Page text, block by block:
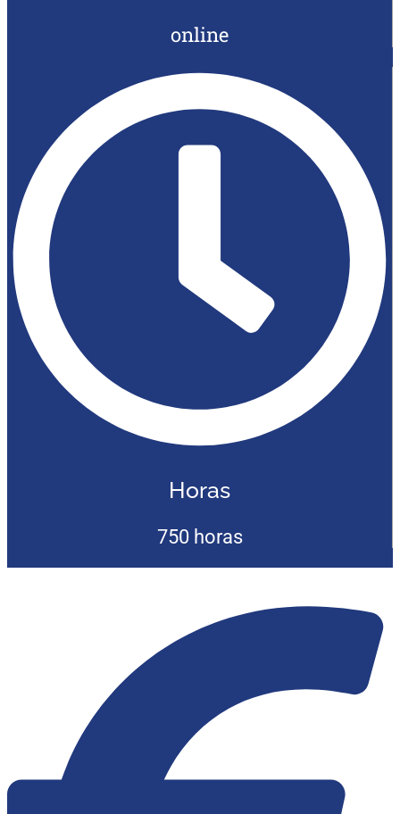
online
Horas
750 horas